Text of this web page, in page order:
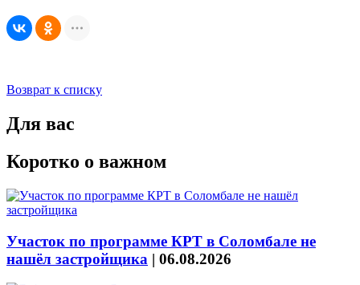
Возврат к списку
Для вас
Коротко о важном
Участок по программе КРТ в Соломбале не
нашёл застройщика | 06.08.2026